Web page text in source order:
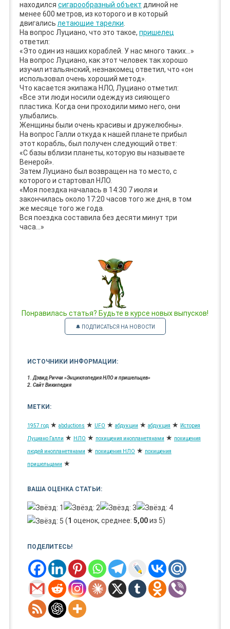
находился сигарообразный объект длиной не
менее 600 метров, из которого и в который
двигались летающие тарелки
На вопрос Луциано, что это такое, пришелец
ответил:
«Это один из наших кораблей. У нас много таких…»
На вопрос Луциано, как этот человек так хорошо
изучил итальянский, незнакомец ответил, что «он
использовал очень хороший метод».
Что касается экипажа НЛО, Луциано отметил:
«Все эти люди носили одежду из сияющего
пластика. Когда они проходили мимо него, они
улыбались.
Женщины были очень красивы и дружелюбны».
На вопрос Галли откуда к нашей планете прибыл
этот корабль, был получен следующий ответ:
«С базы вблизи планеты, которую вы называете
Венерой».
Затем Луциано был возвращен на то место, с
которого и стартовал НЛО.
«Моя поездка началась в 14:30 7 июля и
закончилась около 17:20 часов того же дня, в том
же месяце того же года.
Вся поездка составила без десяти минут три
часа…»
Понравилась статья? Будьте в курсе новых выпусков!
🔔 ПОДПИСАТЬСЯ НА НОВОСТИ
ИСТОЧНИКИ ИНФОРМАЦИИ:
1. Дэвид Риччи «Энциклопедия НЛО и пришельцев»
2. Сайт Википедия
МЕТКИ:
1957 год ★ abductions ★ UFO ★ абдукции ★ абдукция ★ История
Луциано Галли ★ НЛО ★ похищения инопланетянами ★ похищения
людей инопланетянами ★ похищения НЛО ★ похищения
пришельцами ★
ВАША ОЦЕНКА СТАТЬИ:
(1 оценок, среднее: 5,00из 5)
ПОДЕЛИТЕСЬ!